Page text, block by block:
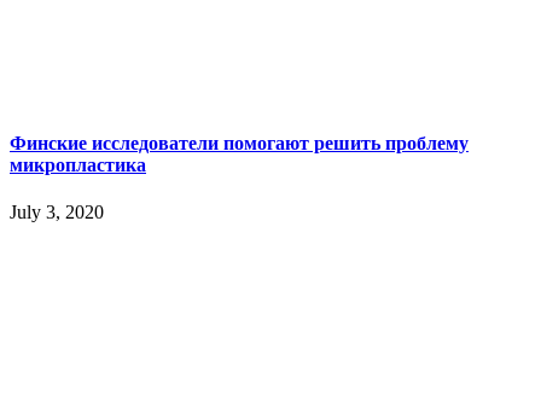
Финские исследователи помогают решить проблему
микропластика
July 3, 2020